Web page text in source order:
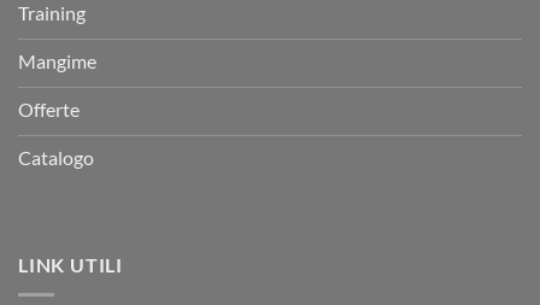
Training
Mangime
Offerte
Catalogo
LINK UTILI